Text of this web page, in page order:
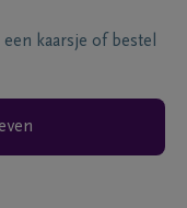
kaarsje of bestel